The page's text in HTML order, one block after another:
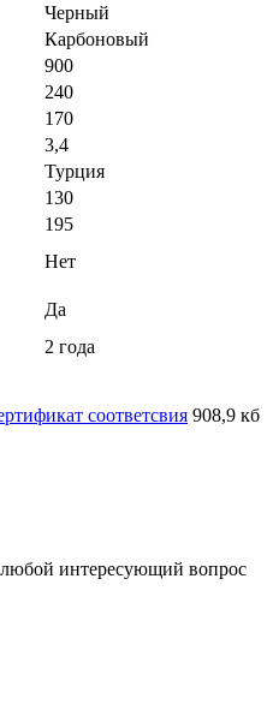
Черный
Карбоновый
900
240
170
3,4
Турция
130
195
Нет
Да
2 года
соответсвия 908,9 кб
интересующий вопрос